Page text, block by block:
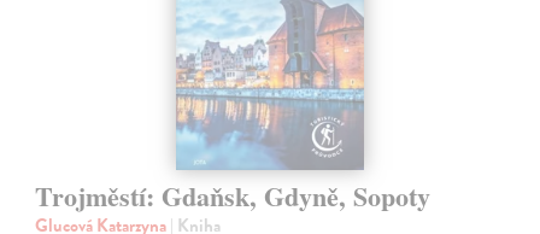
Trojměstí: Gdaňsk, Gdyně, Sopoty
Glucová Katarzyna| Kniha